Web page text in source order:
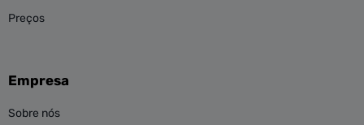
Preços
Empresa
Sobre nós